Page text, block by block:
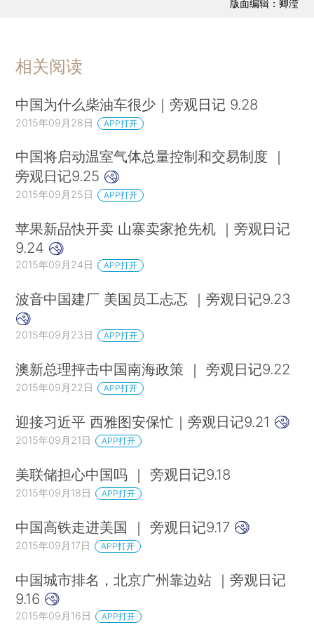
版面编辑：卿滢
相关阅读
中国为什么柴油车很少｜旁观日记 9.28
2015年09月28日 APP打开
中国将启动温室气体总量控制和交易制度 ｜
旁观日记9.25
2015年09月25日 APP打开
苹果新品快开卖 山寨卖家抢先机 ｜旁观日记
9.24
2015年09月24日 APP打开
波音中国建厂 美国员工忐忑 ｜旁观日记9.23
2015年09月23日 APP打开
澳新总理抨击中国南海政策 ｜ 旁观日记9.22
2015年09月22日 APP打开
迎接习近平 西雅图安保忙｜旁观日记9.21
2015年09月21日 APP打开
美联储担心中国吗 ｜ 旁观日记9.18
2015年09月18日 APP打开
中国高铁走进美国 ｜ 旁观日记9.17
2015年09月17日 APP打开
中国城市排名，北京广州靠边站 ｜旁观日记
9.16
2015年09月16日 APP打开